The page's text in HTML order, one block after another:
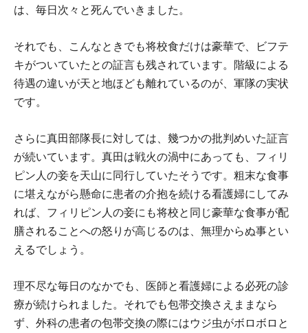
は、毎日次々と死んでいきました。
それでも、こんなときでも将校食だけは豪華で、ビフテ
キがついていたとの証言も残されています。階級による
待遇の違いが天と地ほども離れているのが、軍隊の実状
です。
さらに真田部隊長に対しては、幾つかの批判めいた証言
が続いています。真田は戦火の渦中にあっても、フィリ
ピン人の妾を天山に同行していたそうです。粗末な食事
に堪えながら懸命に患者の介抱を続ける看護婦にしてみ
れば、フィリピン人の妾にも将校と同じ豪華な食事が配
膳されることへの怒りが高じるのは、無理からぬ事とい
えるでしょう。
理不尽な毎日のなかでも、医師と看護婦による必死の診
療が続けられました。それでも包帯交換さえままなら
ず、外科の患者の包帯交換の際にはウジ虫がボロボロと